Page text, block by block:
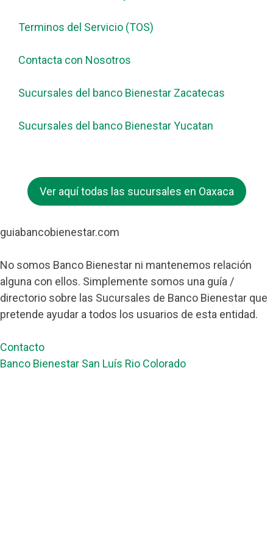
Terminos del Servicio (TOS)
Contacta con Nosotros
Sucursales del banco Bienestar Zacatecas
Sucursales del banco Bienestar Yucatan
Ver aquí todas las sucursales en Oaxaca
guiabancobienestar.com
No somos Banco Bienestar ni mantenemos relación
alguna con ellos. Simplemente somos una guía /
directorio sobre las Sucursales de Banco Bienestar que
pretende ayudar a todos los usuarios de esta entidad.
Contacto
Banco Bienestar San Luís Rio Colorado